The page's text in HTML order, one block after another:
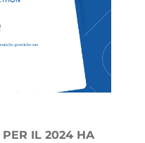
PER IL 2024 HA